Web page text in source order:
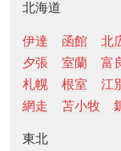
北海道
伊達 函館 北
夕張
室蘭 富
札幌
根室 江
網走
苫小牧
東北